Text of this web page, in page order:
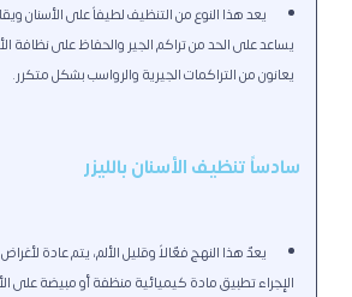
يعد هذا النوع من التنظيف لطيفاً على الأسنان
يساعد على الحد من تراكم الجير والحفاظ على نظافة
يعانون من التراكمات الجيرية والرواسب بشكل متكرر.
سادساً تنظيف الأسنان بالليزر
يعدّ هذا النهج فعّالاً وقليل الألم، يتم عادة
الإجراء تطبيق مادة كيميائية منظفة أو مبيضة على